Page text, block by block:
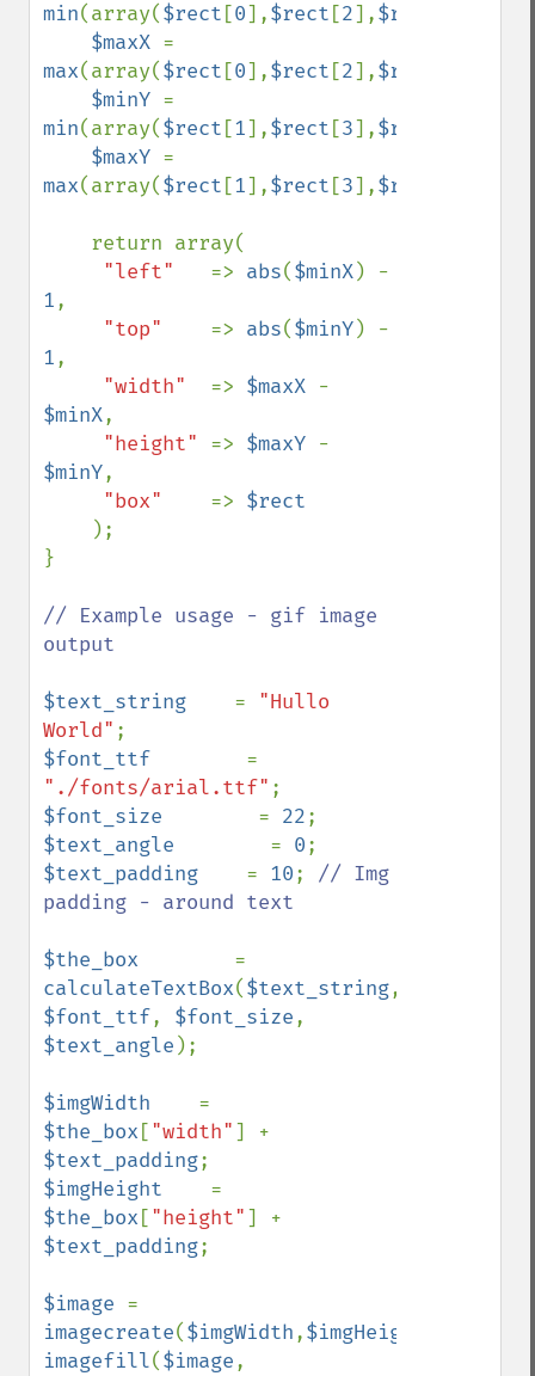
min(array($rect [0],$rect [2],$rect
$maxX
max(array($rect [0],$rect [2],$rect
$minY
min(array($rect [1],$rect [3],$rect
$maxY
max(array($rect [1],$rect [3],$rect
"left" => abs($minX
1,
"top" => abs($minY
1,
"width" => $maxX
$minX,
"height" => $maxY
$minY,
"box" => $rect
);
}
// Example usage - gif image
output
$text_string = "Hullo
World"
$font_ttf
"./fonts/arial.ttf"
$font_size = 22
$text_angle = 0
$text_padding = 10; // Img
padding - around text
$the_box
calculateTextBox($text_string
$font_ttf, $font_size
$text_angle );
$imgWidth
$the_box ["width"
$text_padding
$imgHeight
$the_box ["height"
$text_padding;
$image
imagecreate($imgWidth,$imgHeight
imagefill($image